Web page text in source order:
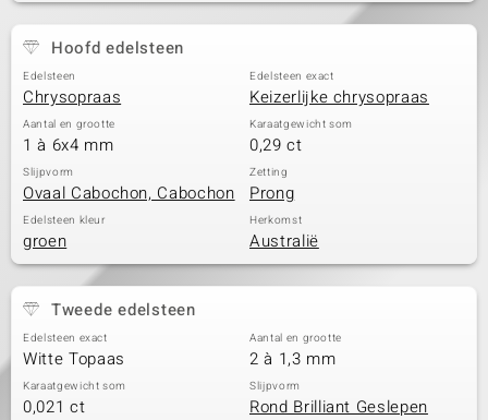
Hoofd edelsteen
Edelsteen
Chrysopraas
Edelsteen exact
Keizerlijke chrysopraas
Aantal en grootte
1 à 6x4 mm
Karaatgewicht som
0,29 ct
Slijpvorm
Ovaal Cabochon, Cabochon
Zetting
Prong
Edelsteen kleur
groen
Herkomst
Australië
Tweede edelsteen
Edelsteen exact
Witte Topaas
Aantal en grootte
2 à 1,3 mm
Karaatgewicht som
0,021 ct
Slijpvorm
Rond Brilliant Geslepen